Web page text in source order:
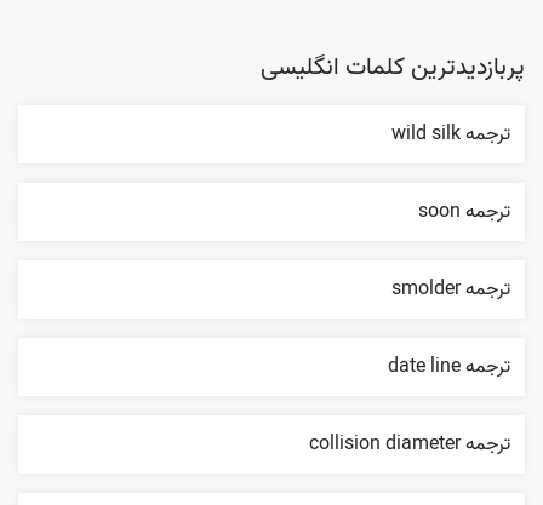
پربازدیدترین کلمات انگلیسی
ترجمه wild silk
ترجمه soon
ترجمه smolder
ترجمه date line
ترجمه collision diameter